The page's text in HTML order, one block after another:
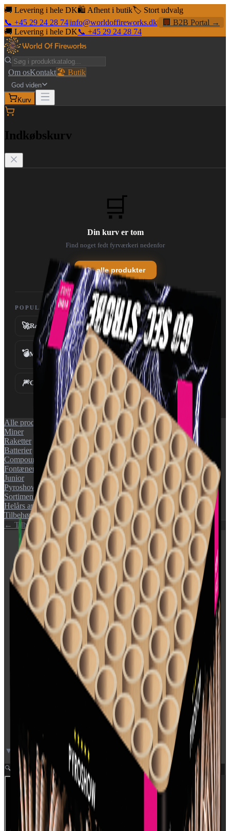
🚚 Levering i hele DK🛍️ Afhent i butik🏷️ Stort udvalg
📞 +45 29 24 28 74|info@worldoffireworks.dk|
🏢 B2B Portal →
🚚 Levering i hele DK📞 +45 29 24 28 74
Om osKontakt🏖️ Butik
God viden
Kurv
Indkøbskurv
🛒
Din kurv er tom
Find noget fedt fyrværkeri nedenfor
Se alle produkter
POPULÆRE KATEGORIER
🚀Raketter 💥Batterier
💣Miner ⛲Fontæner
🎆Compounds ✨Tilbehør
Alle produkter
Miner
Raketter
Batterier
Compounds
Fontæner
Junior
Pyroshow
Sortimenter
Helårs artikler (F1)
Tilbehør
← Tilbage til katalog
▼ Video neden for
🔍 Zoom